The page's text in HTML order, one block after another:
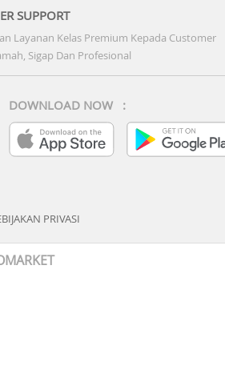
SUPPORT
Layanan Kelas Premium Kepada Customer
Sigap Dan Profesional
DOWNLOAD NOW :
PRIVASI